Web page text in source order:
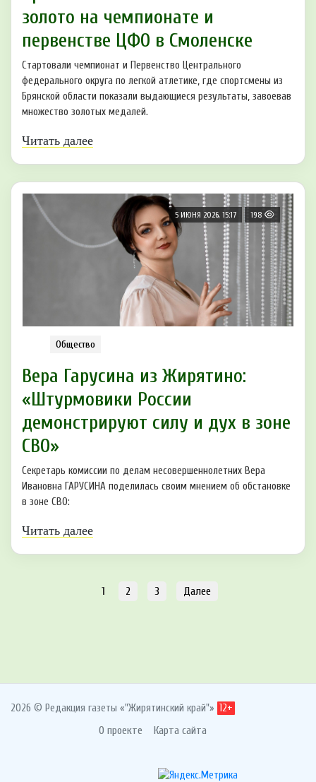
золото на чемпионате и
первенстве ЦФО в Смоленске
Стартовали чемпионат и Первенство Центрального
федерального округа по легкой атлетике, где спортсмены из
Брянской области показали выдающиеся результаты, завоевав
множество золотых медалей.
Читать далее
5 ИЮНЯ 2026, 15:17 198
Общество
Вера Гарусина из Жирятино:
«Штурмовики России
демонстрируют силу и дух в зоне
СВО»
Секретарь комиссии по делам несовершеннолетних Вера
Ивановна ГАРУСИНА поделилась своим мнением об обстановке
в зоне СВО:
Читать далее
1 2 3 Далее
2026 © Редакция газеты «"Жирятинский край"» 12+
О проекте Карта сайта